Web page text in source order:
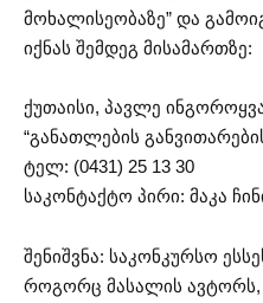
მოხალისეობაზე” და
იქნას შემდეგ მისამართზე:
ქუთაისი, პავლე
“განათლების
ტელ: (0431) 25 13 30
საკონტაქტო პირი: მაკა
შენიშვნა: საკონკურსო
როგორც მასალის ავტორს,